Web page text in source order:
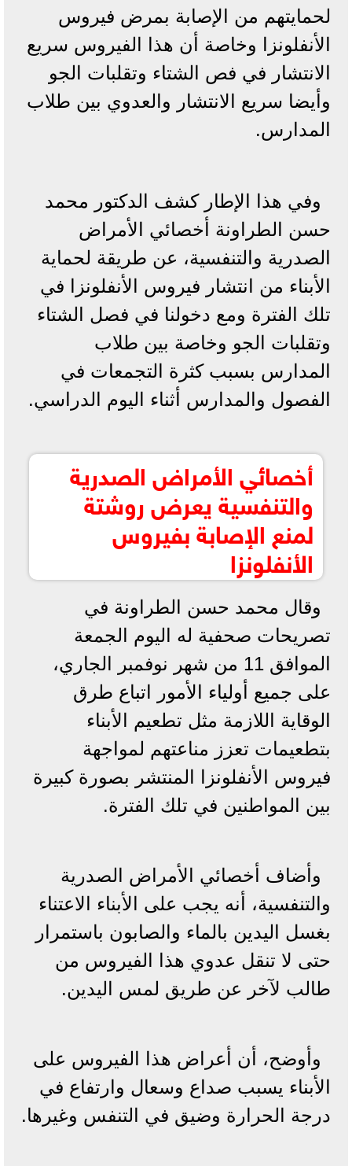
لحمايتهم من الإصابة بمرض فيروس
الأنفلونزا وخاصة أن هذا الفيروس سريع
الانتشار في فص الشتاء وتقلبات الجو
وأيضا سريع الانتشار والعدوي بين طلاب
المدارس.
وفي هذا الإطار كشف الدكتور محمد
حسن الطراونة أخصائي الأمراض
الصدرية والتنفسية، عن طريقة لحماية
الأبناء من انتشار فيروس الأنفلونزا في
تلك الفترة ومع دخولنا في فصل الشتاء
وتقلبات الجو وخاصة بين طلاب
المدارس بسبب كثرة التجمعات في
الفصول والمدارس أثناء اليوم الدراسي.
أخصائي الأمراض الصدرية
والتنفسية يعرض روشتة
لمنع الإصابة بفيروس
الأنفلونزا
وقال محمد حسن الطراونة في
تصريحات صحفية له اليوم الجمعة
الموافق 11 من شهر نوفمبر الجاري،
على جميع أولياء الأمور اتباع طرق
الوقاية اللازمة مثل تطعيم الأبناء
بتطعيمات تعزز مناعتهم لمواجهة
فيروس الأنفلونزا المنتشر بصورة كبيرة
بين المواطنين في تلك الفترة.
وأضاف أخصائي الأمراض الصدرية
والتنفسية، أنه يجب على الأبناء الاعتناء
بغسل اليدين بالماء والصابون باستمرار
حتى لا تنقل عدوي هذا الفيروس من
طالب لآخر عن طريق لمس اليدين.
وأوضح، أن أعراض هذا الفيروس على
الأبناء يسبب صداع وسعال وارتفاع في
درجة الحرارة وضيق في التنفس وغيرها.